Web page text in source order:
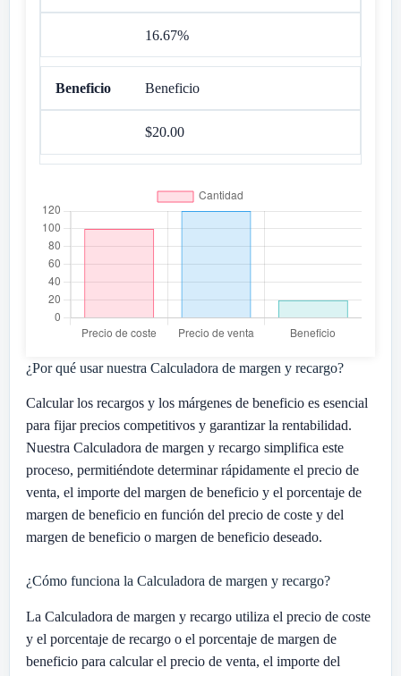
16.67%
Beneficio
$20.00
¿Por qué usar nuestra Calculadora de margen y recargo?
Calcular los recargos y los márgenes de beneficio es esencial
para fijar precios competitivos y garantizar la rentabilidad.
Nuestra Calculadora de margen y recargo simplifica este
proceso, permitiéndote determinar rápidamente el precio de
venta, el importe del margen de beneficio y el porcentaje de
margen de beneficio en función del precio de coste y del
margen de beneficio o margen de beneficio deseado.
¿Cómo funciona la Calculadora de margen y recargo?
La Calculadora de margen y recargo utiliza el precio de coste
y el porcentaje de recargo o el porcentaje de margen de
beneficio para calcular el precio de venta, el importe del